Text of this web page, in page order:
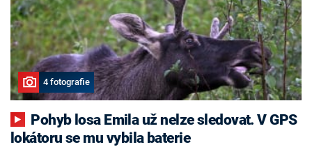
4 fotografie
lokátoru se mu vybila baterie